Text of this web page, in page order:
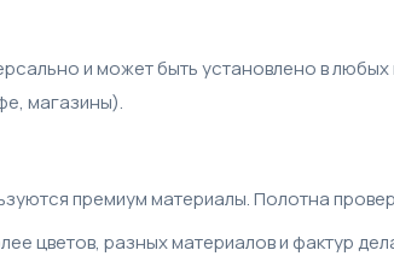
и может быть установлено в любых
магазины).
премиум материалы. Полотна
цветов, разных материалов и фактур